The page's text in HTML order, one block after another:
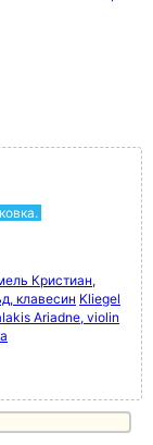
Кристиан,
клавесин Kliegel
Ariadne, violin